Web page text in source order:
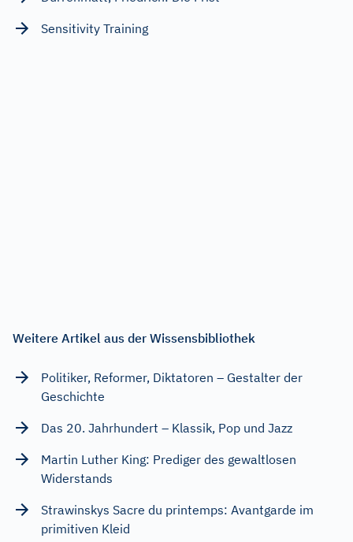
Sensitivity Training
Weitere Artikel aus der Wissensbibliothek
Politiker, Reformer, Diktatoren – Gestalter der
Geschichte
Das 20. Jahrhundert – Klassik, Pop und Jazz
Martin Luther King: Prediger des gewaltlosen
Widerstands
Strawinskys Sacre du printemps: Avantgarde im
primitiven Kleid